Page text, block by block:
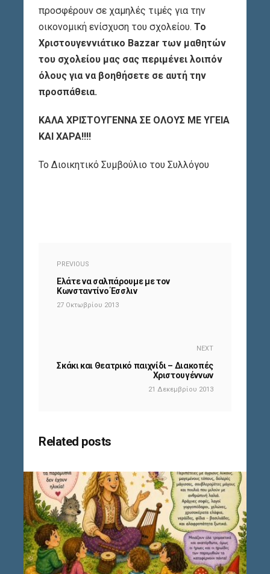
προσφέρουν σε χαμηλές τιμές για την
οικονομική ενίσχυση του σχολείου. Το
Χριστουγεννιάτικο Bazzar των μαθητών
του σχολείου μας σας περιμένει λοιπόν
όλους για να βοηθήσετε σε αυτή την
προσπάθεια.
ΚΑΛΑ ΧΡΙΣΤΟΥΓΕΝΝΑ ΣΕ ΟΛΟΥΣ ΜΕ ΥΓΕΙΑ
ΚΑΙ ΧΑΡΑ!!!!
Το Διοικητικό Συμβούλιο του Συλλόγου
PREVIOUS
Ελάτε να σαλπάρουμε με τον
Κωνσταντίνο Έσσλιν
27 Οκτωβρίου 2013
NEXT
Σκάκι και Θεατρικό παιχνίδι – Διακοπές
Χριστουγέννων
21 Δεκεμβρίου 2013
Related posts